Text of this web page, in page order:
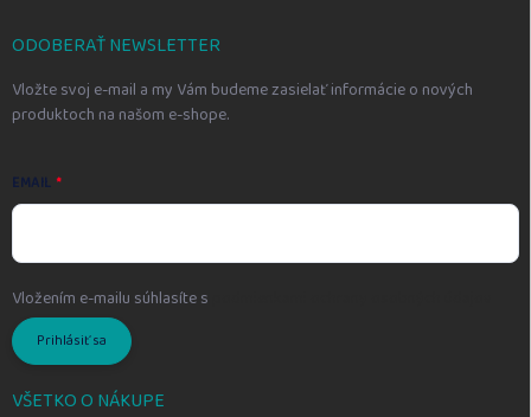
ODOBERAŤ NEWSLETTER
Vložte svoj e-mail a my Vám budeme zasielať informácie o nových
produktoch na našom e-shope.
EMAIL
Vložením e-mailu súhlasíte s
Prihlásiť sa
VŠETKO O NÁKUPE